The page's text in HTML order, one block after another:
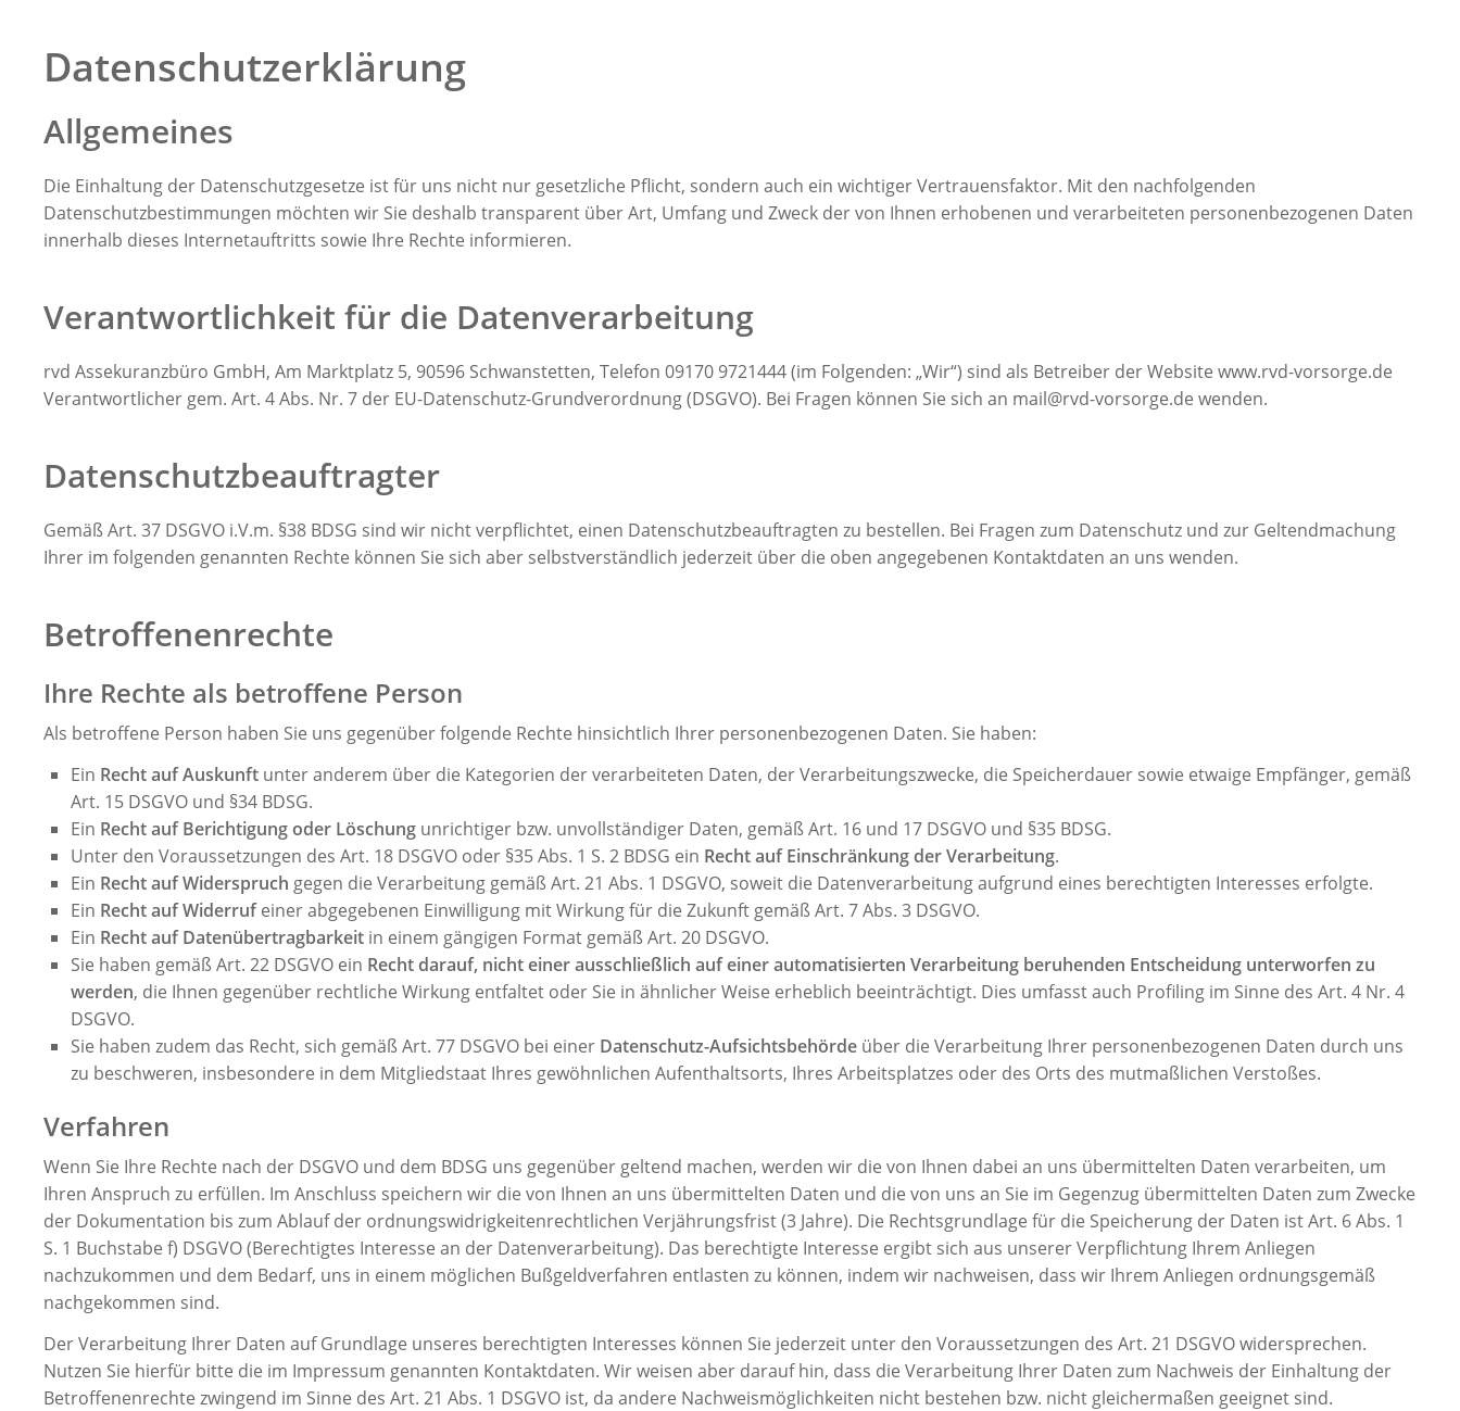
Datenschutzerklärung
Allgemeines
Die Einhaltung der Datenschutzgesetze ist für uns nicht nur gesetzliche Pflicht, sondern auch ein wichtiger Vertrauensfaktor. Mit den nachfolgenden
Datenschutzbestimmungen möchten wir Sie deshalb transparent über Art, Umfang und Zweck der von Ihnen erhobenen und verarbeiteten personenbezogenen Daten
innerhalb dieses Internetauftritts sowie Ihre Rechte informieren.
Verantwortlichkeit für die Datenverarbeitung
rvd Assekuranzbüro GmbH, Am Marktplatz 5, 90596 Schwanstetten, Telefon 09170 9721444 (im Folgenden: „Wir“) sind als Betreiber der Website www.rvd-vorsorge.de
Verantwortlicher gem. Art. 4 Abs. Nr. 7 der EU-Datenschutz-Grundverordnung (DSGVO). Bei Fragen können Sie sich an mail@rvd-vorsorge.de wenden.
Datenschutzbeauftragter
Gemäß Art. 37 DSGVO i.V.m. §38 BDSG sind wir nicht verpflichtet, einen Datenschutzbeauftragten zu bestellen. Bei Fragen zum Datenschutz und zur Geltendmachung
Ihrer im folgenden genannten Rechte können Sie sich aber selbstverständlich jederzeit über die oben angegebenen Kontaktdaten an uns wenden.
Betroffenenrechte
Ihre Rechte als betroffene Person
Als betroffene Person haben Sie uns gegenüber folgende Rechte hinsichtlich Ihrer personenbezogenen Daten. Sie haben:
Ein Recht auf Auskunft unter anderem über die Kategorien der verarbeiteten Daten, der Verarbeitungszwecke, die Speicherdauer sowie etwaige Empfänger, gemäß
Art. 15 DSGVO und §34 BDSG.
Ein Recht auf Berichtigung oder Löschung unrichtiger bzw. unvollständiger Daten, gemäß Art. 16 und 17 DSGVO und §35 BDSG.
Unter den Voraussetzungen des Art. 18 DSGVO oder §35 Abs. 1 S. 2 BDSG ein Recht auf Einschränkung der Verarbeitung.
Ein Recht auf Widerspruch gegen die Verarbeitung gemäß Art. 21 Abs. 1 DSGVO, soweit die Datenverarbeitung aufgrund eines berechtigten Interesses erfolgte.
Ein Recht auf Widerrufeiner abgegebenen Einwilligung mit Wirkung für die Zukunft gemäß Art. 7 Abs. 3 DSGVO.
Ein Recht auf Datenübertragbarkeit in einem gängigen Format gemäß Art. 20 DSGVO.
Sie haben gemäß Art. 22 DSGVO ein Recht darauf, nicht einer ausschließlich auf einer automatisierten Verarbeitung beruhenden Entscheidung unterworfen zu
werden, die Ihnen gegenüber rechtliche Wirkung entfaltet oder Sie in ähnlicher Weise erheblich beeinträchtigt. Dies umfasst auch Profiling im Sinne des Art. 4 Nr. 4
DSGVO.
Sie haben zudem das Recht, sich gemäß Art. 77 DSGVO bei einer Datenschutz-Aufsichtsbehörde über die Verarbeitung Ihrer personenbezogenen Daten durch uns
zu beschweren, insbesondere in dem Mitgliedstaat Ihres gewöhnlichen Aufenthaltsorts, Ihres Arbeitsplatzes oder des Orts des mutmaßlichen Verstoßes.
Verfahren
Wenn Sie Ihre Rechte nach der DSGVO und dem BDSG uns gegenüber geltend machen, werden wir die von Ihnen dabei an uns übermittelten Daten verarbeiten, um
Ihren Anspruch zu erfüllen. Im Anschluss speichern wir die von Ihnen an uns übermittelten Daten und die von uns an Sie im Gegenzug übermittelten Daten zum Zwecke
der Dokumentation bis zum Ablauf der ordnungswidrigkeitenrechtlichen Verjährungsfrist (3 Jahre). Die Rechtsgrundlage für die Speicherung der Daten ist Art. 6 Abs. 1
S. 1 Buchstabe f) DSGVO (Berechtigtes Interesse an der Datenverarbeitung). Das berechtigte Interesse ergibt sich aus unserer Verpflichtung Ihrem Anliegen
nachzukommen und dem Bedarf, uns in einem möglichen Bußgeldverfahren entlasten zu können, indem wir nachweisen, dass wir Ihrem Anliegen ordnungsgemäß
nachgekommen sind.
Der Verarbeitung Ihrer Daten auf Grundlage unseres berechtigten Interesses können Sie jederzeit unter den Voraussetzungen des Art. 21 DSGVO widersprechen.
Nutzen Sie hierfür bitte die im Impressum genannten Kontaktdaten. Wir weisen aber darauf hin, dass die Verarbeitung Ihrer Daten zum Nachweis der Einhaltung der
Betroffenenrechte zwingend im Sinne des Art. 21 Abs. 1 DSGVO ist, da andere Nachweismöglichkeiten nicht bestehen bzw. nicht gleichermaßen geeignet sind.